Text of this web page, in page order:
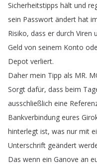
Sicherheitstipps hält und
sein Passwort ändert hat
Risiko, dass er durch Viren
Geld von seinem Konto
Depot verliert.
Daher mein Tipp als MR.
Sorgt dafür, dass beim
ausschließlich eine
Bankverbindung eures
hinterlegt ist, was nur mit
Unterschrift geändert
Das wenn ein Ganove an